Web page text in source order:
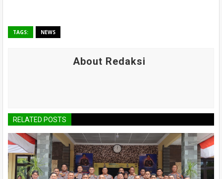
TAGS: NEWS
About Redaksi
RELATED POSTS